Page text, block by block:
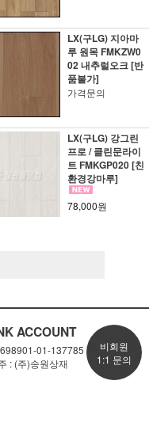
LX(구LG) 지아마
루 원목 FMKZW0
02 내추럴오크 [반
품불가]
가격문의
LX(구LG) 강그린
프로 / 클린문라이
트 FMKGP020 [친
환경강마루]
78,000원
ACCOUNT
01-137785
: (주)송원상재
비회원
1:1 문의